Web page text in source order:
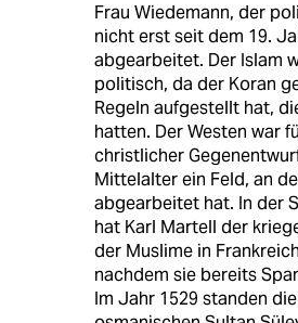
Frau Wiedemann, der
nicht erst seit dem 19.
abgearbeitet. Der Islam
politisch, da der Koran
Regeln aufgestellt hat,
hatten. Der Westen war
christlicher
Mittelalter ein Feld, an
abgearbeitet hat. In der
hat Karl Martell der
der Muslime in
nachdem sie bereits
Im Jahr 1529 standen